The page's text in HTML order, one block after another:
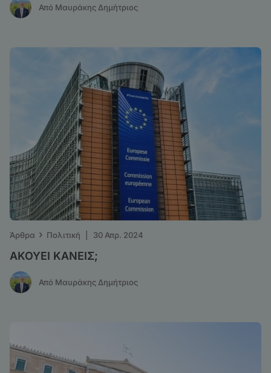
Από Μαυράκης Δημήτριος
Άρθρα › Πολιτική 30 Απρ. 2024
ΑΚΟΥΕΙ ΚΑΝΕΙΣ;
Από Μαυράκης Δημήτριος